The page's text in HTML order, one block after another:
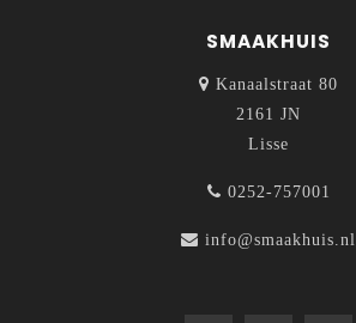
SMAAKHUIS
Kanaalstraat 80
2161 JN
Lisse
0252-757001
info@smaakhuis.nl